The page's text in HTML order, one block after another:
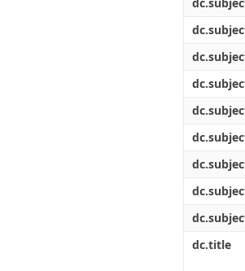
dc.title